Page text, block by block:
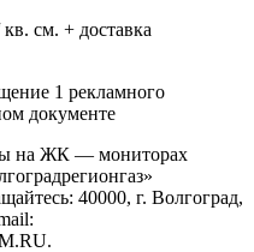
см. + доставка
1 рекламного
документе
на ЖК — мониторах
40000, г. Волгоград,